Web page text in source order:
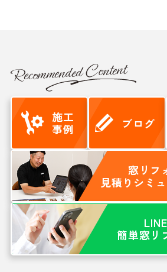
Recommended Content
施工
事例
ブログ
窓リフ
見積りシミ
簡単窓リ